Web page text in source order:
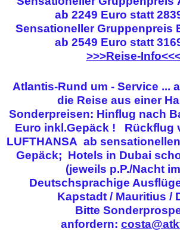
ab 2249 Euro statt
Sensationeller Gruppenpreis
ab 2549 Euro statt
>>>Reise-
Atlantis-Rund um - Service ...
die Reise aus einer
Sonderpreisen: Hinflug nach
Euro inkl.Gepäck ! Rückflug
LUFTHANSA ab
Gepäck; Hotels in Dubai
(jeweils p.P./Nacht
Deutschsprachige
Kapstadt / Mauritius /
Bitte
anfordern: